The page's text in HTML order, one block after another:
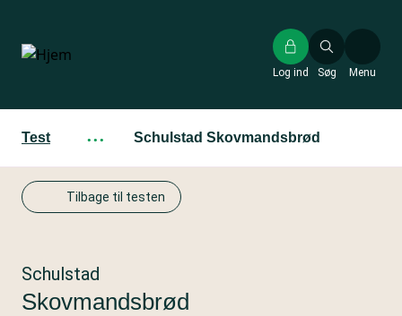
hovedindhold
Søg
Log ind Menu
Test ··· Schulstad Skovmandsbrød
Tilbage til testen
Schulstad
Skovmandsbrød